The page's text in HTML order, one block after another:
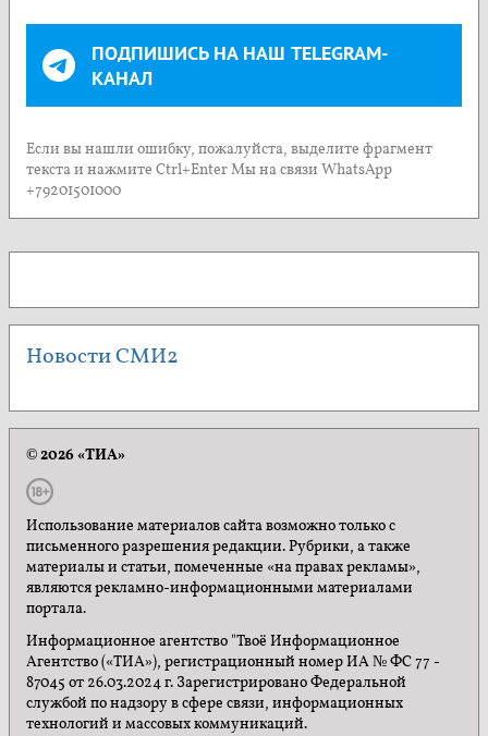
ПОДПИШИСЬ НА НАШ TELEGRAM-
КАНАЛ
Если вы нашли ошибку, пожалуйста, выделите фрагмент
текста и нажмите Ctrl+Enter Мы на связи WhatsApp
+79201501000
Новости СМИ2
© 2026 «ТИА»
Использование материалов сайта возможно только с
письменного разрешения редакции. Рубрики, а также
материалы и статьи, помеченные «на правах рекламы»,
являются рекламно-информационными материалами
портала.
Информационное агентство "Твоё Информационное
Агентство («ТИА»), регистрационный номер ИА № ФС 77 -
87045 от 26.03.2024 г. Зарегистрировано Федеральной
службой по надзору в сфере связи, информационных
технологий и массовых коммуникаций.